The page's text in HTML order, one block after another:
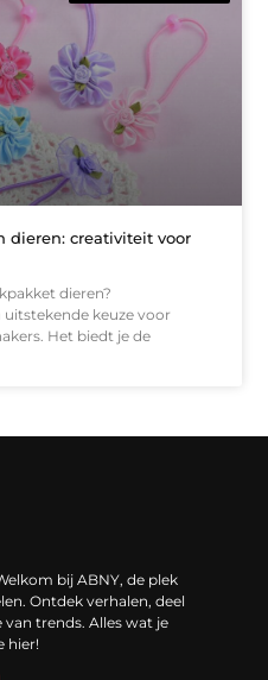
dieren: creativiteit voor
dieren?
uitstekende keuze voor
Het biedt je de
bij ABNY, de plek
Ontdek verhalen, deel
trends. Alles wat je
hier!